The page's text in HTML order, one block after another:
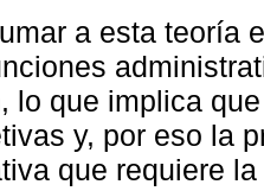
a esta teoría
lo que implica
y, por eso la
que requiere